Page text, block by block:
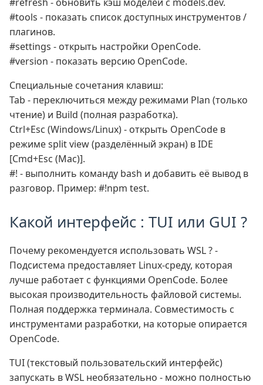
#tools - показать список доступных инструментов /
плагинов.
#settings - открыть настройки OpenCode.
#version - показать версию OpenCode.
Специальные сочетания клавиш:
Tab - переключиться между режимами Plan (только
чтение) и Build (полная разработка).
Ctrl+Esc (Windows/Linux) - открыть OpenCode в
режиме split view (разделённый экран) в IDE
[Cmd+Esc (Mac)].
#! - выполнить команду bash и добавить её вывод в
разговор. Пример: #!npm test.
Какой интерфейс : TUI или GUI ?
Почему рекомендуется использовать WSL ? -
Подсистема предоставляет Linux-среду, которая
лучше работает с функциями OpenCode. Более
высокая производительность файловой системы.
Полная поддержка терминала. Совместимость с
инструментами разработки, на которые опирается
OpenCode.
TUI (текстовый пользовательский интерфейс)
запускать в WSL необязательно - можно полностью